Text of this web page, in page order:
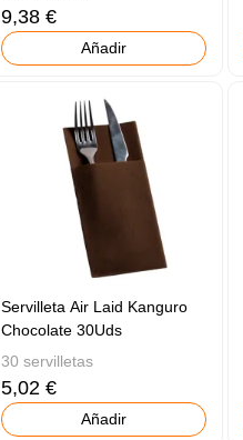
9,38 €
Añadir
Servilleta Air Laid Kanguro
Chocolate 30Uds
30 servilletas
5,02 €
Añadir